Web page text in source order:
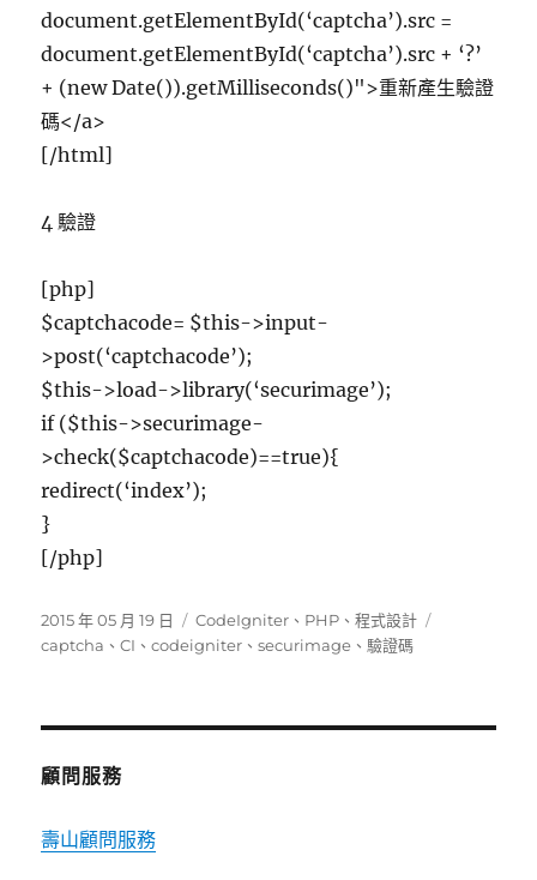
document.getElementById(‘captcha’).src =
document.getElementById(‘captcha’).src + ‘?’
+ (new Date()).getMilliseconds()">重新產生驗證
碼</a>
[/html]
4 驗證
[php]
$captchacode= $this->input-
>post(‘captchacode’);
$this->load->library(‘securimage’);
if ($this->securimage-
>check($captchacode)==true){
redirect(‘index’);
}
[/php]
發
佈
2015 年 05 月 19 日
分
類
CodeIgniter 、 PHP 、程式設計
captcha 、CI 、codeigniter 、securimage 、 驗證碼
顧問服務
壽山顧問服務